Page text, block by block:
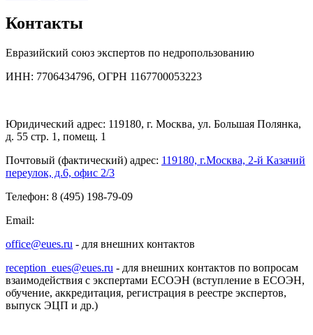
Контакты
Евразийский союз экспертов по недропользованию
ИНН: 7706434796, ОГРН 1167700053223
Юридический адрес: 119180, г. Москва, ул. Большая Полянка,
д. 55 стр. 1, помещ. 1
Почтовый (фактический) адрес: 119180, г.Москва, 2-й Казачий
переулок, д.6, офис 2/3
Телефон: 8 (495) 198-79-09
Email:
office@eues.ru - для внешних контактов
reception_eues@eues.ru - для внешних контактов по вопросам
взаимодействия с экспертами ЕСОЭН (вступление в ЕСОЭН,
обучение, аккредитация, регистрация в реестре экспертов,
выпуск ЭЦП и др.)